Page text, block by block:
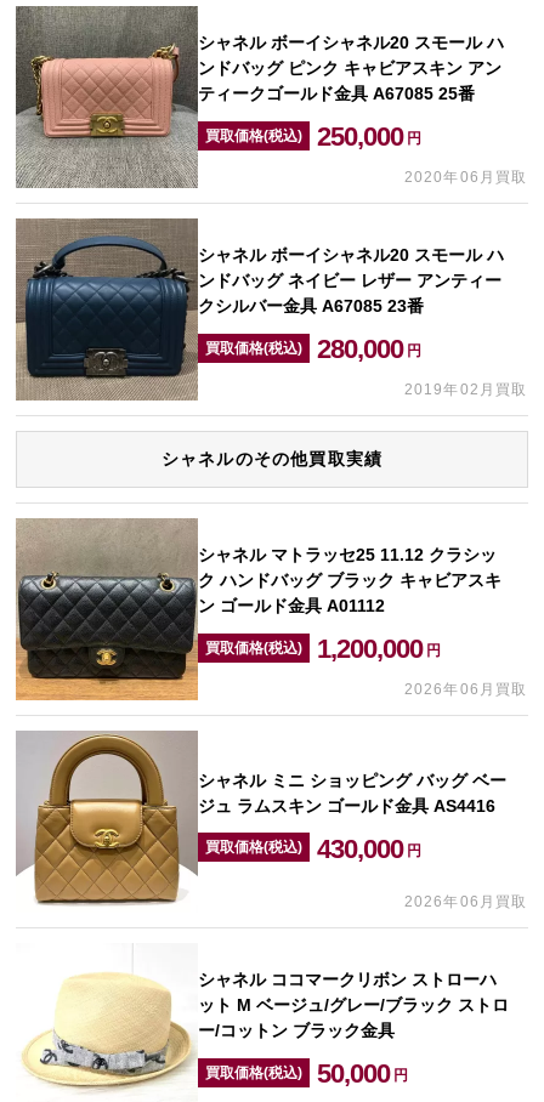
シャネル ボーイシャネル20 スモール ハ
ンドバッグ ピンク キャビアスキン アン
ティークゴールド金具 A67085 25番
買取価格(税込) 250,000 円
2020年06月買取
シャネル ボーイシャネル20 スモール ハ
ンドバッグ ネイビー レザー アンティー
クシルバー金具 A67085 23番
買取価格(税込) 280,000 円
2019年02月買取
シャネルのその他買取実績
シャネル マトラッセ25 11.12 クラシッ
ク ハンドバッグ ブラック キャビアスキ
ン ゴールド金具 A01112
買取価格(税込) 1,200,000 円
2026年06月買取
シャネル ミニ ショッピング バッグ ベー
ジュ ラムスキン ゴールド金具 AS4416
買取価格(税込) 430,000 円
2026年06月買取
シャネル ココマークリボン ストローハ
ット M ベージュ/グレー/ブラック ストロ
ー/コットン ブラック金具
買取価格(税込) 50,000 円